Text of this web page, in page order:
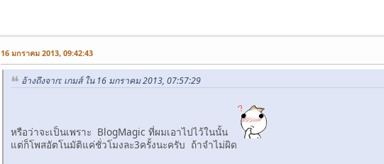
16 มกราคม 2013, 09:42:43
อ้างถึงจาก: เกมส์ ใน 16 มกราคม 2013, 07:57:29
หรือว่าจะเป็นเพราะ BlogMagic ที่ผมเอาไปไว้ในนั้น
แต่ก็โพสอัตโนมัติแค่ชั่วโมงละ3ครั้งนะครับ ถ้าจำไม่ผิด